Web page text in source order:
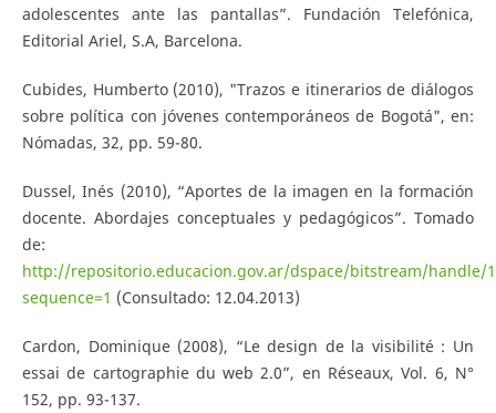
adolescentes ante las pantallas”. Fundación Telefónica,
Editorial Ariel, S.A, Barcelona.
Cubides, Humberto (2010), "Trazos e itinerarios de diálogos
sobre política con jóvenes contemporáneos de Bogotá", en:
Nómadas, 32, pp. 59-80.
Dussel, Inés (2010), “Aportes de la imagen en la formación
docente. Abordajes conceptuales y pedagógicos”. Tomado
de:
http://repositorio.educacion.gov.ar/dspace/bitstream/handle/
sequence=1 (Consultado: 12.04.2013)
Cardon, Dominique (2008), “Le design de la visibilité : Un
essai de cartographie du web 2.0”, en Réseaux, Vol. 6, N°
152, pp. 93-137.